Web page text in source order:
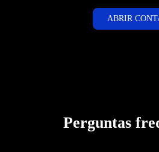
ABRIR
Perguntas